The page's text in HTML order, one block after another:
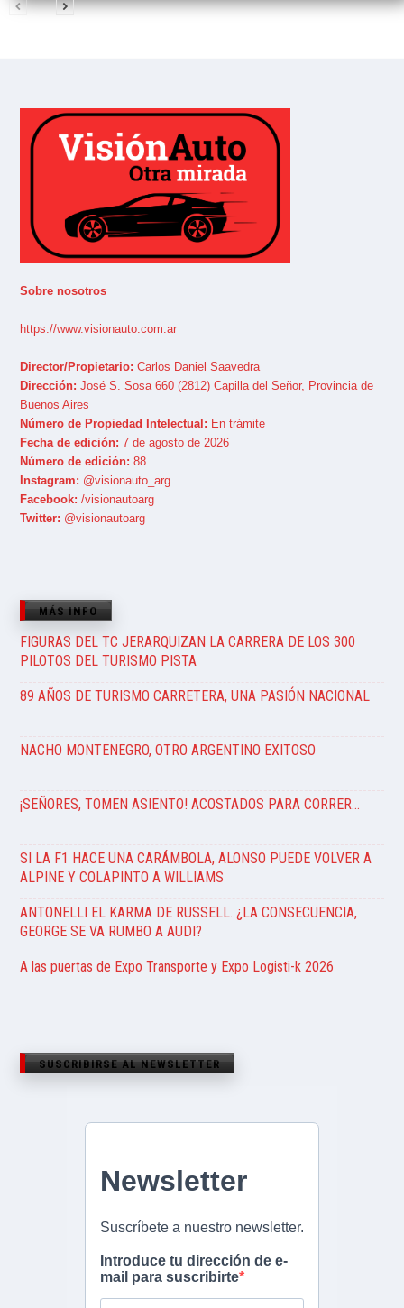
Sobre nosotros
https://www.visionauto.com.ar
Director/Propietario: Carlos Daniel Saavedra
Dirección: José S. Sosa 660 (2812) Capilla del Señor, Provincia de
Buenos Aires
Número de Propiedad Intelectual: En trámite
Fecha de edición: 7 de agosto de 2026
Número de edición: 88
Instagram: @visionauto_arg
Facebook: /visionautoarg
Twitter: @visionautoarg
MÁS INFO
FIGURAS DEL TC JERARQUIZAN LA CARRERA DE LOS 300
PILOTOS DEL TURISMO PISTA
89 AÑOS DE TURISMO CARRETERA, UNA PASIÓN NACIONAL
NACHO MONTENEGRO, OTRO ARGENTINO EXITOSO
¡SEÑORES, TOMEN ASIENTO! ACOSTADOS PARA CORRER…
SI LA F1 HACE UNA CARÁMBOLA, ALONSO PUEDE VOLVER A
ALPINE Y COLAPINTO A WILLIAMS
ANTONELLI EL KARMA DE RUSSELL. ¿LA CONSECUENCIA,
GEORGE SE VA RUMBO A AUDI?
A las puertas de Expo Transporte y Expo Logisti-k 2026
SUSCRIBIRSE AL NEWSLETTER